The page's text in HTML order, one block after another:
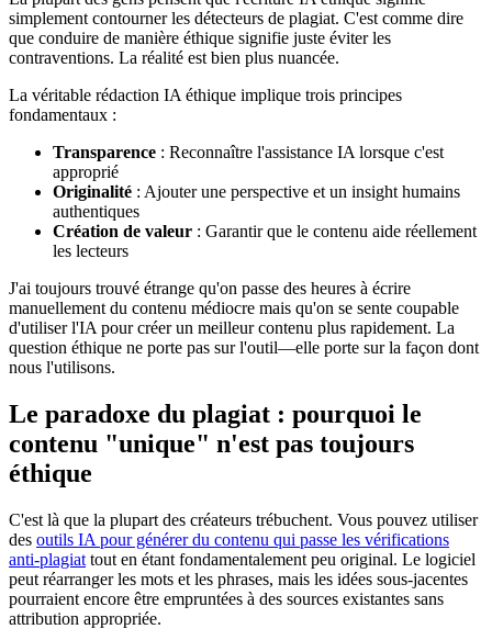
simplement contourner les détecteurs de plagiat. C'est comme dire
que conduire de manière éthique signifie juste éviter les
contraventions. La réalité est bien plus nuancée.
La véritable rédaction IA éthique implique trois principes
fondamentaux :
Transparence : Reconnaître l'assistance IA lorsque c'est
approprié
Originalité : Ajouter une perspective et un insight humains
authentiques
Création de valeur : Garantir que le contenu aide réellement
les lecteurs
J'ai toujours trouvé étrange qu'on passe des heures à écrire
manuellement du contenu médiocre mais qu'on se sente coupable
d'utiliser l'IA pour créer un meilleur contenu plus rapidement. La
question éthique ne porte pas sur l'outil—elle porte sur la façon dont
nous l'utilisons.
Le paradoxe du plagiat : pourquoi le
contenu "unique" n'est pas toujours
éthique
C'est là que la plupart des créateurs trébuchent. Vous pouvez utiliser
des outils IA pour générer du contenu qui passe les vérifications
anti-plagiat tout en étant fondamentalement peu original. Le logiciel
peut réarranger les mots et les phrases, mais les idées sous-jacentes
pourraient encore être empruntées à des sources existantes sans
attribution appropriée.